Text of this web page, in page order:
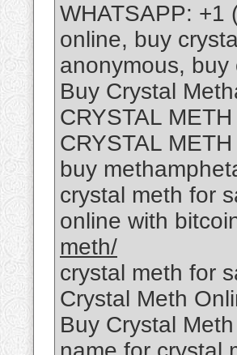
WHATSAPP: +1
online, buy
anonymous,
Buy Crystal
CRYSTAL
CRYSTAL
buy
crystal meth for
online with
meth/
crystal meth for
Crystal Meth
Buy Crystal